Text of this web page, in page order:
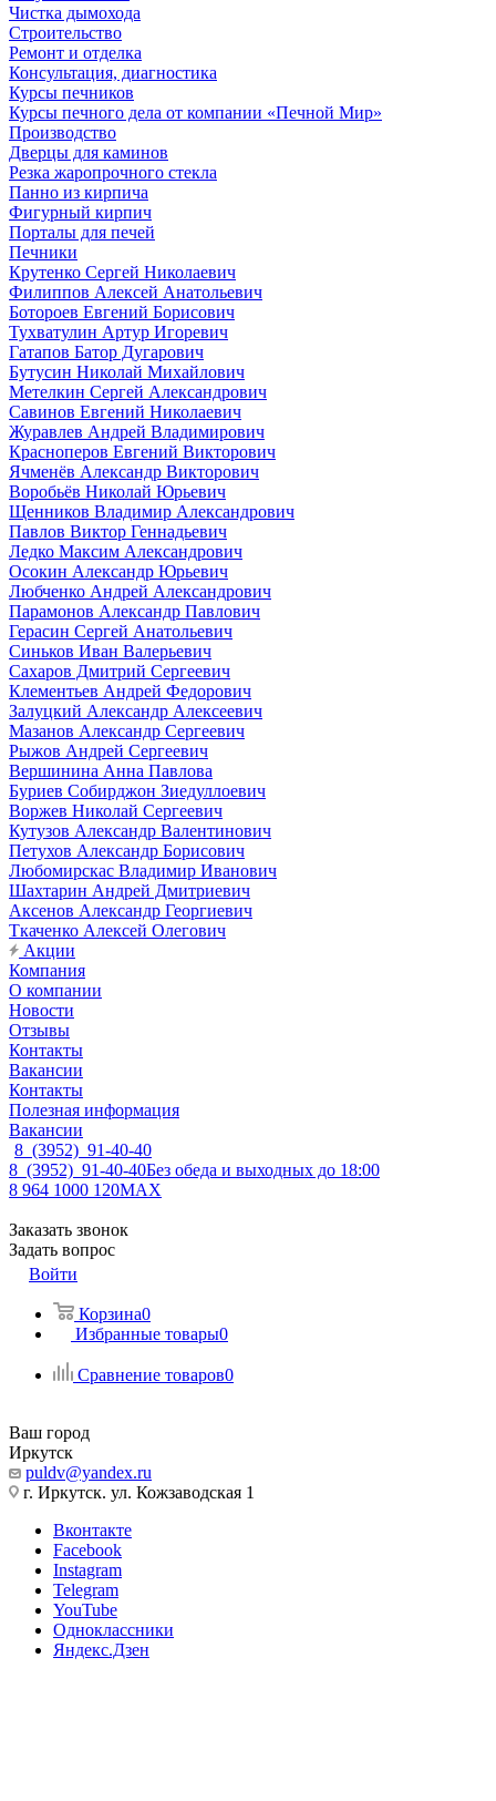
Чистка дымохода
Строительство
Ремонт и отделка
Консультация, диагностика
Курсы печников
Курсы печного дела от компании «Печной Мир»
Производство
Дверцы для каминов
Резка жаропрочного стекла
Панно из кирпича
Фигурный кирпич
Порталы для печей
Печники
Крутенко Сергей Николаевич
Филиппов Алексей Анатольевич
Ботороев Евгений Борисович
Тухватулин Артур Игоревич
Гатапов Батор Дугарович
Бутусин Николай Михайлович
Метелкин Сергей Александрович
Савинов Евгений Николаевич
Журавлев Андрей Владимирович
Красноперов Евгений Викторович
Ячменёв Александр Викторович
Воробьёв Николай Юрьевич
Щенников Владимир Александрович
Павлов Виктор Геннадьевич
Ледко Максим Александрович
Осокин Александр Юрьевич
Любченко Андрей Александрович
Парамонов Александр Павлович
Герасин Сергей Анатольевич
Синьков Иван Валерьевич
Сахаров Дмитрий Сергеевич
Клементьев Андрей Федорович
Залуцкий Александр Алексеевич
Мазанов Александр Сергеевич
Рыжов Андрей Сергеевич
Вершинина Анна Павлова
Буриев Собирджон Зиедуллоевич
Воржев Николай Сергеевич
Кутузов Александр Валентинович
Петухов Александр Борисович
Любомирскас Владимир Иванович
Шахтарин Андрей Дмитриевич
Аксенов Александр Георгиевич
Ткаченко Алексей Олегович
Акции
Компания
О компании
Новости
Отзывы
Контакты
Вакансии
Контакты
Полезная информация
Вакансии
8 (3952) 91-40-40
8 (3952) 91-40-40Без обеда и выходных до 18:00
8 964 1000 120MAX
Заказать звонок
Задать вопрос
Войти
Корзина0
Избранные товары0
Сравнение товаров0
Ваш город
Иркутск
puldv@yandex.ru
г. Иркутск. ул. Кожзаводская 1
Вконтакте
Facebook
Instagram
Telegram
YouTube
Одноклассники
Яндекс.Дзен